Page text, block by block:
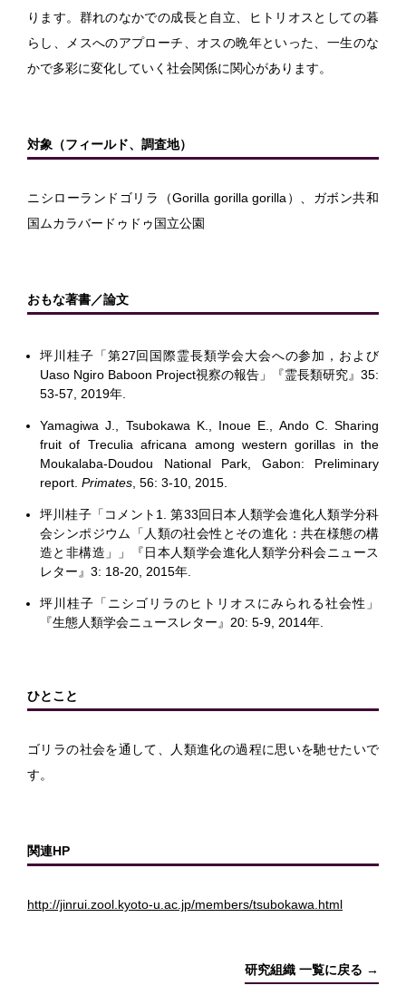
ります。群れのなかでの成長と自立、ヒトリオスとしての暮
らし、メスへのアプローチ、オスの晩年といった、一生のな
かで多彩に変化していく社会関係に関心があります。
対象（フィールド、調査地）
ニシローランドゴリラ（Gorilla gorilla gorilla）、ガボン共和
国ムカラバードゥドゥ国立公園
おもな著書／論文
坪川桂子「第27回国際霊長類学会大会への参加，および
Uaso Ngiro Baboon Project視察の報告」『霊長類研究』35:
53-57, 2019年.
Yamagiwa J., Tsubokawa K., Inoue E., Ando C. Sharing
fruit of Treculia africana among western gorillas in the
Moukalaba-Doudou National Park, Gabon: Preliminary
report. Primates , 56: 3-10, 2015.
坪川桂子「コメント1. 第33回日本人類学会進化人類学分科
会シンポジウム「人類の社会性とその進化：共在様態の構
造と非構造」」『日本人類学会進化人類学分科会ニュース
レター』3: 18-20, 2015年.
坪川桂子「ニシゴリラのヒトリオスにみられる社会性」
『生態人類学会ニュースレター』20: 5-9, 2014年.
ひとこと
ゴリラの社会を通して、人類進化の過程に思いを馳せたいで
す。
関連HP
http://jinrui.zool.kyoto-u.ac.jp/members/tsubokawa.html
研究組織 一覧に戻る →